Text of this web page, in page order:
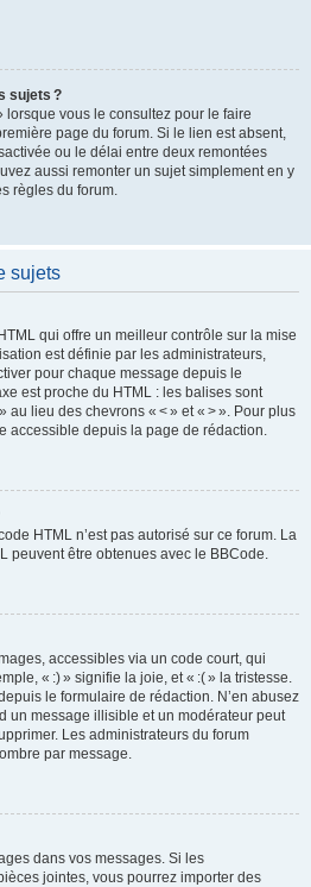
sujets ?
lorsque vous le consultez pour le faire
page du forum. Si le lien est absent,
ou le délai entre deux remontées
aussi remonter un sujet simplement en y
règles du forum.
sujets
qui offre un meilleur contrôle sur la mise
est définie par les administrateurs,
pour chaque message depuis le
est proche du HTML : les balises sont
au lieu des chevrons « < » et « > ». Pour plus
accessible depuis la page de rédaction.
HTML n’est pas autorisé sur ce forum. La
peuvent être obtenues avec le BBCode.
accessibles via un code court, qui
« :) » signifie la joie, et « :( » la tristesse.
le formulaire de rédaction. N’en abusez
un message illisible et un modérateur peut
Les administrateurs du forum
par message.
dans vos messages. Si les
jointes, vous pourrez importer des